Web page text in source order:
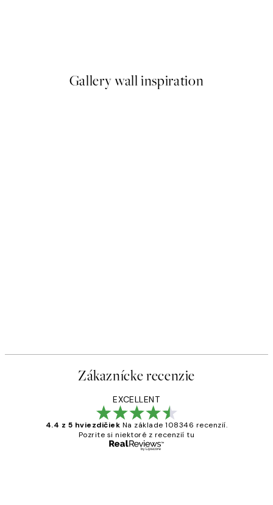
Gallery wall inspiration
Zákaznícke recenzie
EXCELLENT
4.4 z 5 hviezdičiek Na základe 108346 recenzií.
Pozrite si niektoré z recenzií tu